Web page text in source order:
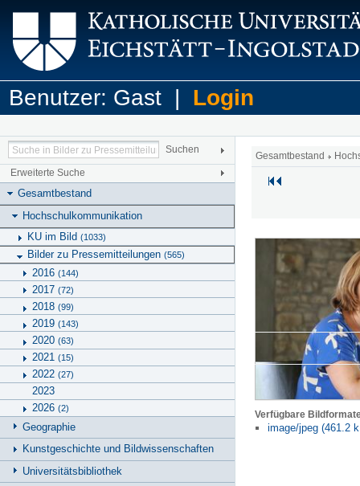
Benutzer: Gast | Login
Erweiterte Suche
Gesamtbestand
Hochschulkommunikation
KU im Bild (1033)
Bilder zu Pressemitteilungen (565)
2016 (144)
2017 (72)
2018 (99)
2019 (143)
2020 (63)
2021 (15)
2022 (27)
2023
2026 (2)
Geographie
Kunstgeschichte und Bildwissenschaften
Universitätsbibliothek
Gesamtbestand
Verfügbare
image/jpeg (461.2